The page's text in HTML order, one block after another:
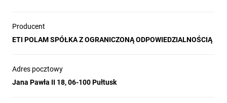
Producent
ETI POLAM SPÓŁKA Z OGRANICZONĄ ODPOWIEDZIALNOŚCIĄ
Adres pocztowy
Jana Pawła II 18, 06-100 Pułtusk